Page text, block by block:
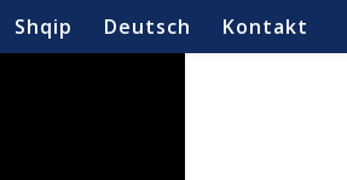
Shqip Deutsch Kontakt